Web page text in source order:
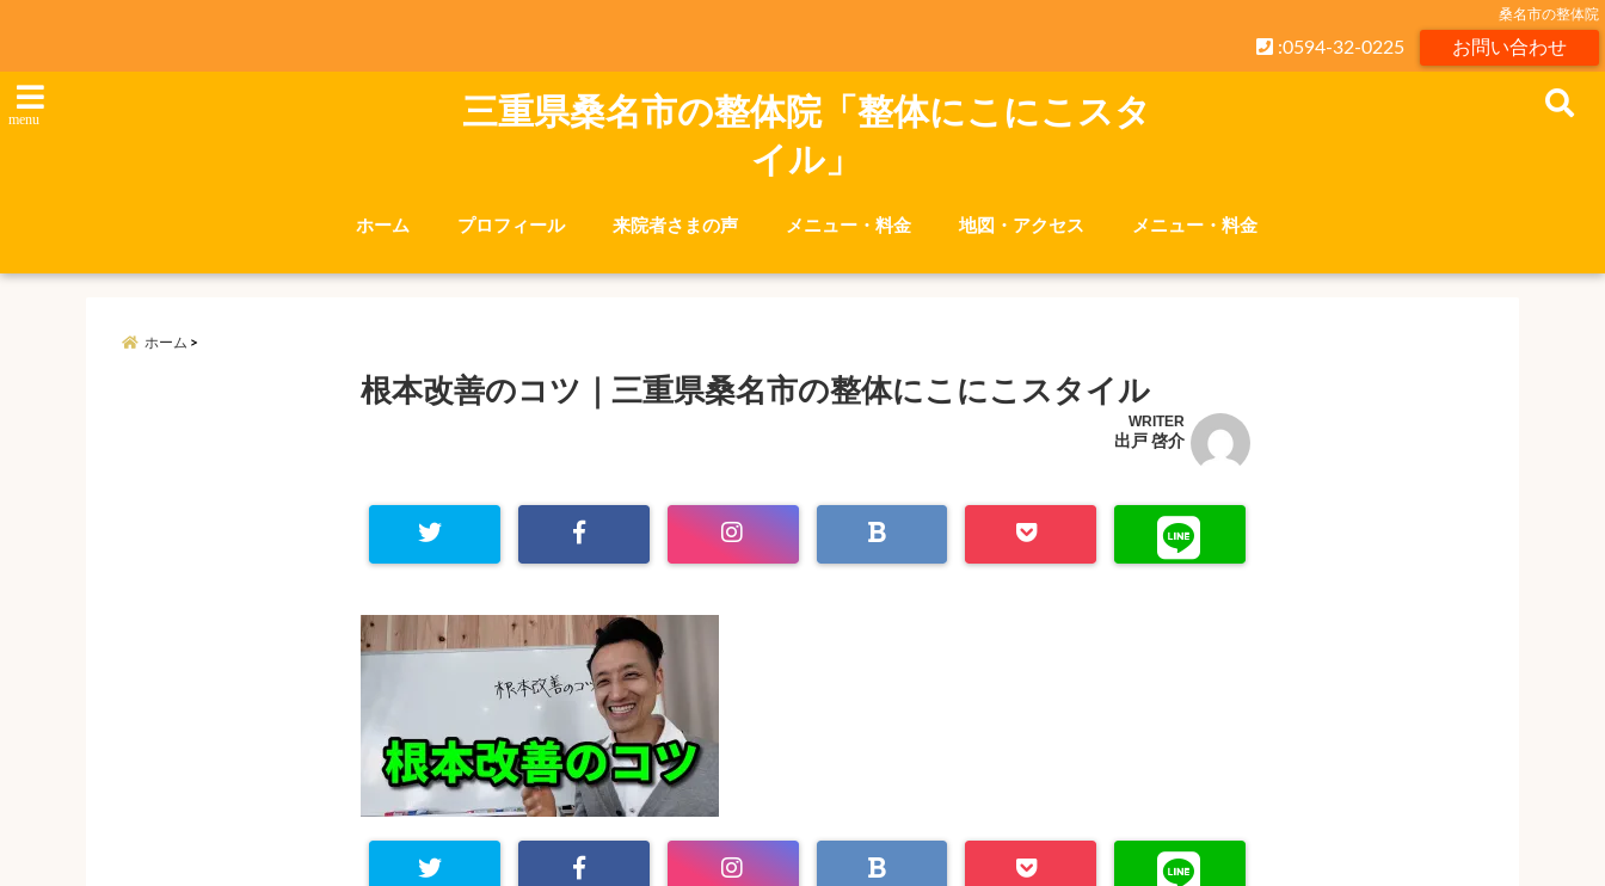
桑名市の整体院
お問い合わせ
:0594-32-0225
menu
三重県桑名市の整体院「整体にこにこスタ
イル」
ホーム プロフィール 来院者さまの声 メニュー・料金 地図・アクセス メニュー・料金
ホーム
根本改善のコツ｜三重県桑名市の整体にこにこスタイル
WRITER
出戸 啓介